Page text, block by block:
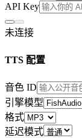
API Key
未连接
TTS 配置
音色 ID
引擎模型
格式
延迟模式